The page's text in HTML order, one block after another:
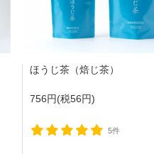
ほうじ茶（焙じ茶）
756円(税56円)
5件